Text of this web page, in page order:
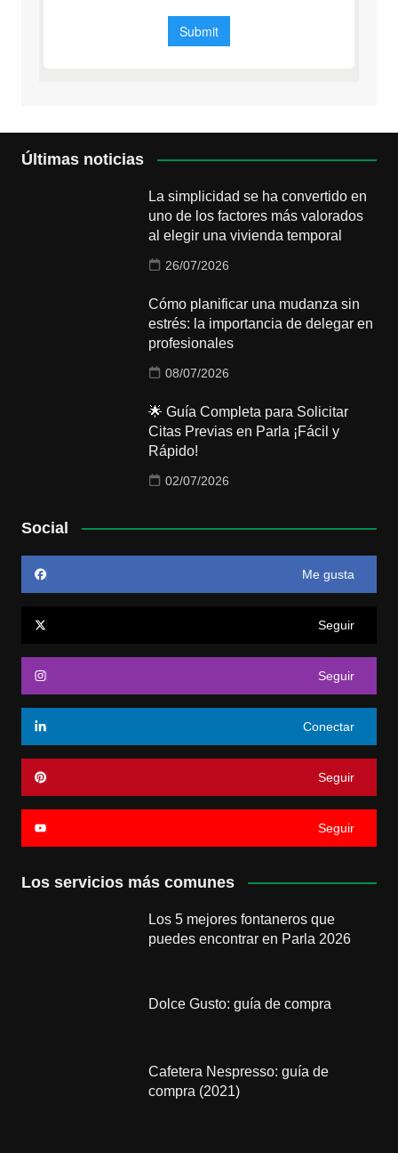
Últimas noticias
La simplicidad se ha convertido en
uno de los factores más valorados
al elegir una vivienda temporal
26/07/2026
Cómo planificar una mudanza sin
estrés: la importancia de delegar en
profesionales
08/07/2026
🌟 Guía Completa para Solicitar
Citas Previas en Parla ¡Fácil y
Rápido!
02/07/2026
Social
Me gusta
Seguir
Seguir
Conectar
Seguir
Seguir
Los servicios más comunes
Los 5 mejores fontaneros que
puedes encontrar en Parla 2026
Dolce Gusto: guía de compra
Cafetera Nespresso: guía de
compra (2021)